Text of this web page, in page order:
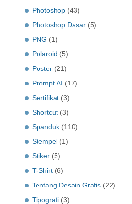
Photoshop (43)
Photoshop Dasar (5)
PNG (1)
Polaroid (5)
Poster (21)
Prompt AI (17)
Sertifikat (3)
Shortcut (3)
Spanduk (110)
Stempel (1)
Stiker (5)
T-Shirt (6)
Tentang Desain Grafis (22)
Tipografi (3)